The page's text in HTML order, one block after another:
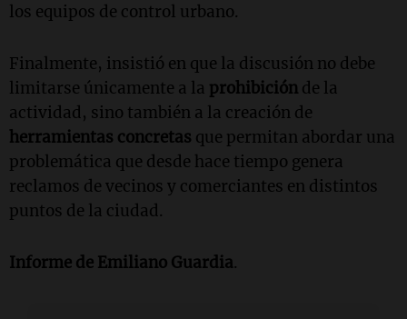
los equipos de control urbano.
Finalmente, insistió en que la discusión no debe
limitarse únicamente a la prohibición de la
actividad, sino también a la creación de
herramientas concretas que permitan abordar una
problemática que desde hace tiempo genera
reclamos de vecinos y comerciantes en distintos
puntos de la ciudad.
Informe de Emiliano Guardia.